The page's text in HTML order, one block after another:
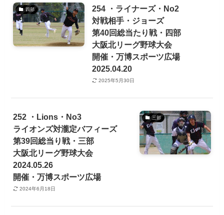
四部
254 ・ライナーズ・No2
対戦相手・ジョーズ
第40回総当たり戦・四部
大阪北リーグ野球大会
開催・万博スポーツ広場
2025.04.20
2025年5月30日
三部
252 ・Lions・No3
ライオンズ対瀧定バフィーズ
第39回総当り戦・三部
大阪北リーグ野球大会
2024.05.26
開催・万博スポーツ広場
2024年6月18日